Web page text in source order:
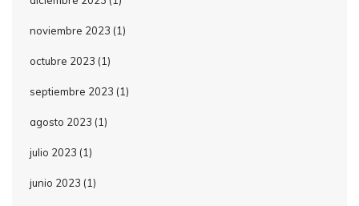
noviembre 2023 (1)
octubre 2023 (1)
septiembre 2023 (1)
agosto 2023 (1)
julio 2023 (1)
junio 2023 (1)